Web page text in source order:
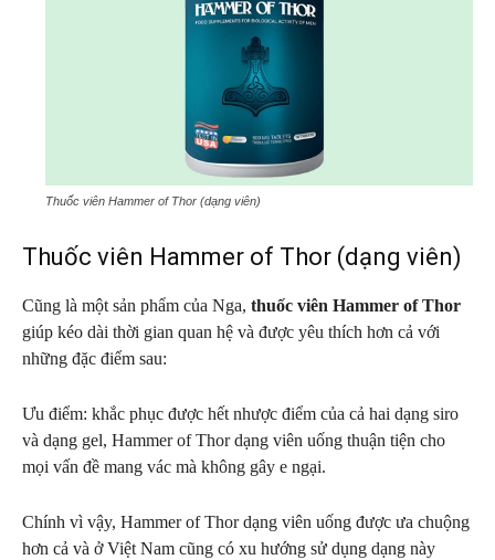
Thuốc viên Hammer of Thor (dạng viên)
Thuốc viên Hammer of Thor (dạng viên)
Cũng là một sản phẩm của Nga, thuốc viên Hammer of Thor
giúp kéo dài thời gian quan hệ và được yêu thích hơn cả với
những đặc điểm sau:
Ưu điểm: khắc phục được hết nhược điểm của cả hai dạng siro
và dạng gel, Hammer of Thor dạng viên uống thuận tiện cho
mọi vấn đề mang vác mà không gây e ngại.
Chính vì vậy, Hammer of Thor dạng viên uống được ưa chuộng
hơn cả và ở Việt Nam cũng có xu hướng sử dụng dạng này